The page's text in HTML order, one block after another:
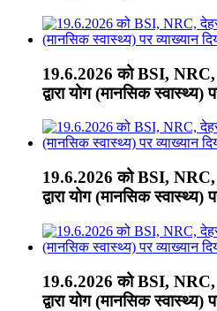
19.6.2026 को BSI, NRC,
द्वारा योग (मानसिक स्वास्थ्य)
19.6.2026 को BSI, NRC,
द्वारा योग (मानसिक स्वास्थ्य)
19.6.2026 को BSI, NRC,
द्वारा योग (मानसिक स्वास्थ्य)